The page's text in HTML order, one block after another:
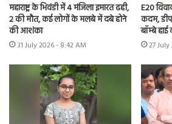
महाराष्ट्र के भिवंडी में 4 मंजिला इमारत ढही,
2 की मौत, कई लोगों के मलबे में दबे होने
की आशंका
31 July 2026 - 8:42 AM
E20
कदम,
बॉम्बे हाई
27 July